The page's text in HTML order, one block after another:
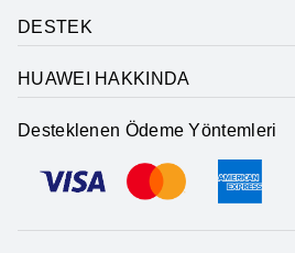
DESTEK
HUAWEI HAKKINDA
Desteklenen Ödeme Yöntemleri